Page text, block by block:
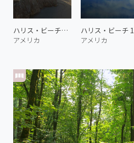
ハリス・ビーチの朝 2
アメリカ
ハリス・ビーチ 1
アメリカ